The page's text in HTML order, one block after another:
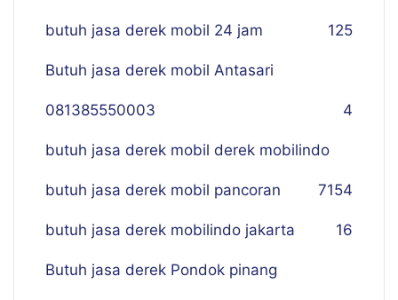
butuh jasa derek mobil 24 jam 125
Butuh jasa derek mobil Antasari
081385550003 4
butuh jasa derek mobil derek mobilindo
154
butuh jasa derek mobil pancoran 7
butuh jasa derek mobilindo jakarta 16
Butuh jasa derek Pondok pinang